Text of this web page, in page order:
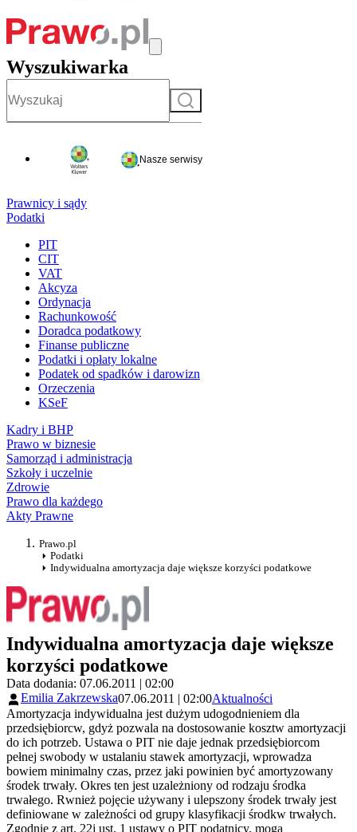
Wyszukiwarka
Szukaj
Nasze serwisy
Prawnicy i sądy
Podatki
PIT
CIT
VAT
Akcyza
Ordynacja
Rachunkowość
Doradca podatkowy
Finanse publiczne
Podatki i opłaty lokalne
Podatek od spadków i darowizn
Orzeczenia
KSeF
Kadry i BHP
Prawo w biznesie
Samorząd i administracja
Szkoły i uczelnie
Zdrowie
Prawo dla każdego
Akty Prawne
Prawo.pl
Podatki
Indywidualna amortyzacja daje większe korzyści podatkowe
Indywidualna amortyzacja daje większe
korzyści podatkowe
Data dodania: 07.06.2011 | 02:00
Emilia Zakrzewska07.06.2011 | 02:00Aktualności
Amortyzacja indywidualna jest dużym udogodnieniem dla
przedsiębiorcw, gdyż pozwala na dostosowanie kosztw amortyzacji
do ich potrzeb. Ustawa o PIT nie daje jednak przedsiębiorcom
pełnej swobody w ustalaniu stawek amortyzacji, wprowadza
bowiem minimalny czas, przez jaki powinien być amortyzowany
środek trwały. Okres ten jest uzależniony od rodzaju środka
trwałego. Rwnież pojęcie używany i ulepszony środek trwały jest
definiowane w zależności od grupy klasyfikacji środkw trwałych.
Zgodnie z art. 22j ust. 1 ustawy o PIT podatnicy, mogą